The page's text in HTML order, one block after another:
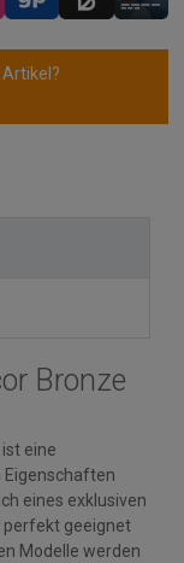
Bronze
eine
Eigenschaften
eines exklusiven
perfekt geeignet
Modelle werden